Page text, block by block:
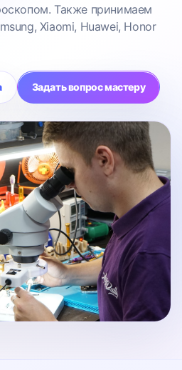
Также принимаем
Xiaomi, Huawei, Honor
Задать вопрос мастеру